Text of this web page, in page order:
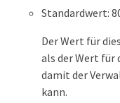
Standardwert:
Der Wert für
als der Wert für
damit der
kann.